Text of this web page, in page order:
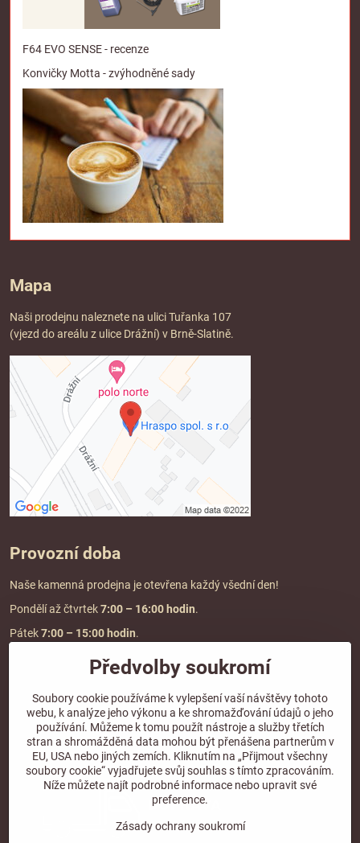
F64 EVO SENSE - recenze
Konvičky Motta - zvýhodněné sady
Mapa
Naši prodejnu naleznete na ulici Tuřanka 107
(vjezd do areálu z ulice Drážní) v Brně-Slatině.
Provozní doba
Naše kamenná prodejna je otevřena každý všední den!
Pondělí až čtvrtek7:00 – 16:00 hodin.
Pátek7:00 – 15:00 hodin.
Doprava a platba
DOPRAVA ZDARMA
při objednávce nad2000 Kč vč. DPH.
*Nevztahuje se na paletovou přepravu.
Předvolby soukromí
Soubory cookie používáme k vylepšení vaší návštěvy tohoto
webu, k analýze jeho výkonu a ke shromažďování údajů o jeho
používání. Můžeme k tomu použít nástroje a služby třetích
stran a shromážděná data mohou být přenášena partnerům v
EU, USA nebo jiných zemích. Kliknutím na „Přijmout všechny
soubory cookie“ vyjadřujete svůj souhlas s tímto zpracováním.
Níže můžete najít podrobné informace nebo upravit své
preference.
Zásady ochrany soukromí